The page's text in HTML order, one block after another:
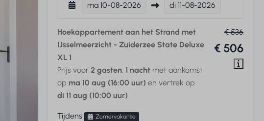
ma 10-08-2026 di 11-08-2026
€ 536
€ 506
Hoekappartement aan het Strand met
IJsselmeerzicht - Zuiderzee State Deluxe
XL 1
Prijs voor 2 gasten, 1 nacht met aankomst
op ma 10 aug (16:00 uur) en vertrek op
di 11 aug (10:00 uur)
Tijdens Zomervakantie